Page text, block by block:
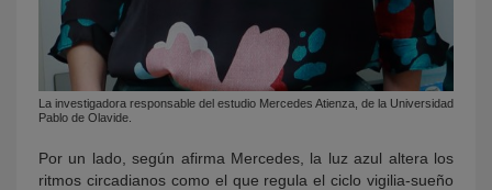
La investigadora responsable del estudio Mercedes Atienza, de la Universidad
Pablo de Olavide.
Por un lado, según afirma Mercedes, la luz azul altera los
ritmos circadianos como el que regula el ciclo vigilia-sueño